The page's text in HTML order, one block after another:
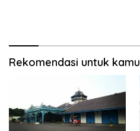
Rekomendasi untuk kamu